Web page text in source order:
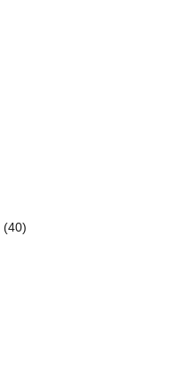
(40)